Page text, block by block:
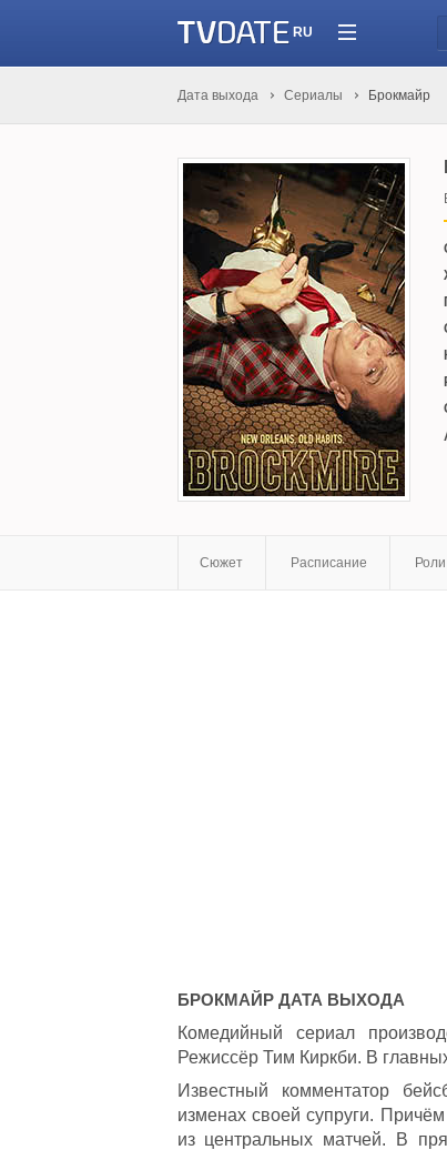
RU
Дата выхода Сериалы Брокмайр
Сюжет Расписание Роли
БРОКМАЙРДАТА ВЫХОДА
Комедийный сериал
Режиссёр Тим Киркби. В
Известный комментатор
изменах своей супруги.
из центральных матчей. В